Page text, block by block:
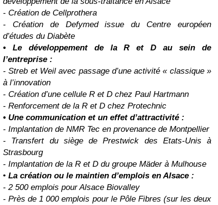
- Création de Cellprothera
- Création de Defymed issue du Centre européen
d’études du Diabète
• Le développement de la R et D au sein de
l’entreprise :
- Streb et Weil avec passage d’une activité « classique »
à l’innovation
- Création d’une cellule R et D chez Paul Hartmann
- Renforcement de la R et D chez Protechnic
• Une communication et un effet d’attractivité :
- Implantation de NMR Tec en provenance de Montpellier
- Transfert du siège de Prestwick des Etats-Unis à
Strasbourg
- Implantation de la R et D du groupe Mäder à Mulhouse
• La création ou le maintien d’emplois en Alsace :
- 2 500 emplois pour Alsace Biovalley
- Près de 1 000 emplois pour le Pôle Fibres (sur les deux